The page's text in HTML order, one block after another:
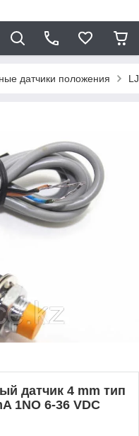
датчики положения
датчик 4 mm тип
1NO 6-36 VDC